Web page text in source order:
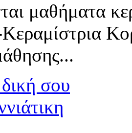
μαθήματα
Κεραμίστρια